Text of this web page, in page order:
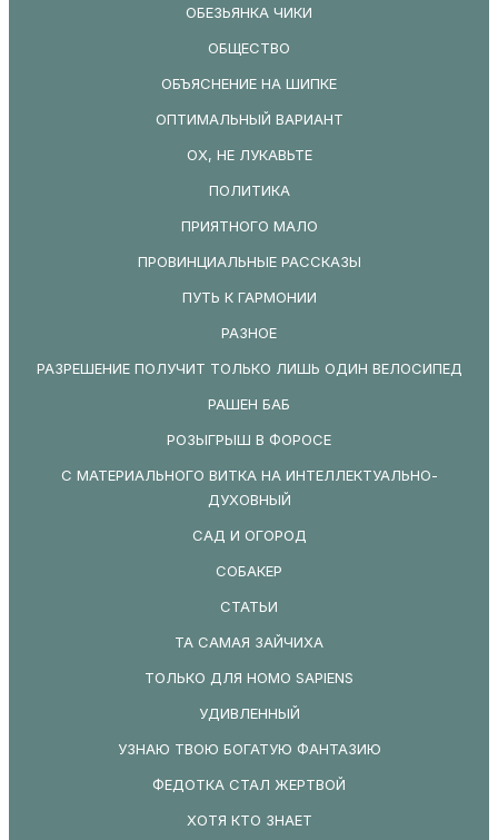
ОБЕЗЬЯНКА ЧИКИ
ОБЩЕСТВО
ОБЪЯСНЕНИЕ НА ШИПКЕ
ОПТИМАЛЬНЫЙ ВАРИАНТ
ОХ, НЕ ЛУКАВЬТЕ
ПОЛИТИКА
ПРИЯТНОГО МАЛО
ПРОВИНЦИАЛЬНЫЕ РАССКАЗЫ
ПУТЬ К ГАРМОНИИ
РАЗНОЕ
РАЗРЕШЕНИЕ ПОЛУЧИТ ТОЛЬКО ЛИШЬ ОДИН ВЕЛОСИПЕД
РАШЕН БАБ
РОЗЫГРЫШ В ФОРОСЕ
С МАТЕРИАЛЬНОГО ВИТКА НА ИНТЕЛЛЕКТУАЛЬНО-
ДУХОВНЫЙ
САД И ОГОРОД
СОБАКЕР
СТАТЬИ
ТА САМАЯ ЗАЙЧИХА
ТОЛЬКО ДЛЯ HOMO SAPIENS
УДИВЛЕННЫЙ
УЗНАЮ ТВОЮ БОГАТУЮ ФАНТАЗИЮ
ФЕДОТКА СТАЛ ЖЕРТВОЙ
ХОТЯ КТО ЗНАЕТ